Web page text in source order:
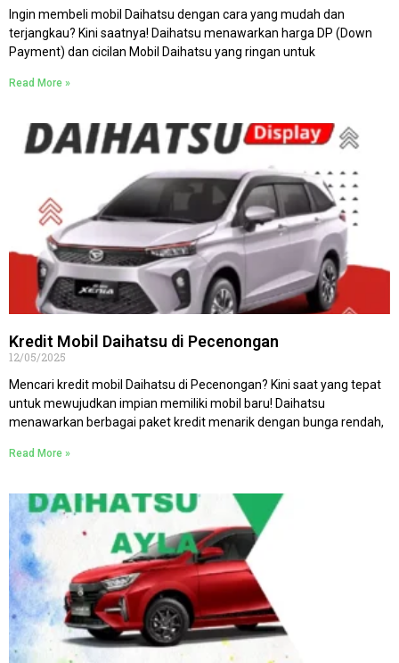
Ingin membeli mobil Daihatsu dengan cara yang mudah dan
terjangkau? Kini saatnya! Daihatsu menawarkan harga DP (Down
Payment) dan cicilan Mobil Daihatsu yang ringan untuk
Read More »
Kredit Mobil Daihatsu di Pecenongan
12/05/2025
Mencari kredit mobil Daihatsu di Pecenongan? Kini saat yang tepat
untuk mewujudkan impian memiliki mobil baru! Daihatsu
menawarkan berbagai paket kredit menarik dengan bunga rendah,
Read More »